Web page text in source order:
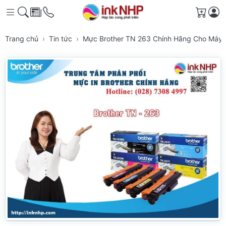
Giỏ
Trang chủ Tin tức Mực Brother TN 263 Chính Hãng Cho Máy